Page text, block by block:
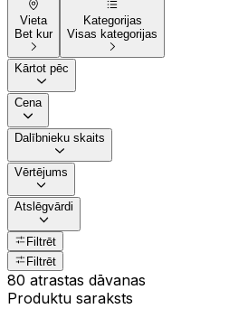
Vieta
Bet kur
Kategorijas
Visas kategorijas
Kārtot pēc
Cena
Dalībnieku skaits
Vērtējums
Atslēgvārdi
Filtrēt
Filtrēt
80 atrastas dāvanas
Produktu saraksts